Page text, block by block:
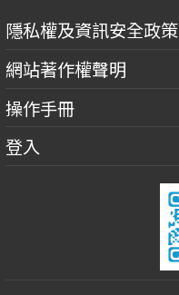
隱私權及資訊安全政策
網站著作權聲明
操作手冊
登入